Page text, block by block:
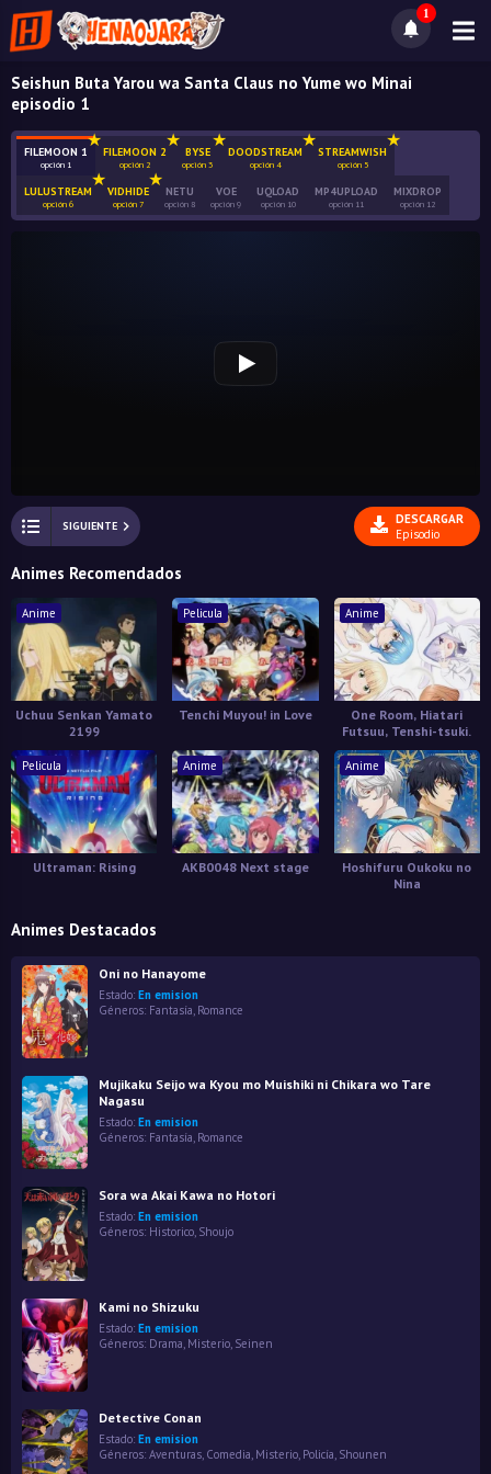
1
Seishun Buta Yarou wa Santa Claus no Yume wo Minai
episodio 1
FILEMOON 1
opción 1
FILEMOON 2
opción 2
BYSE
opción 3
DOODSTREAM
opción 4
STREAMWISH
opción 5
LULUSTREAM
opción 6
VIDHIDE
opción 7
NETU
opción 8
VOE
opción 9
UQLOAD
opción 10
MP4UPLOAD
opción 11
MIXDROP
opción 12
SIGUIENTE
DESCARGAR
Episodio
Animes Recomendados
Anime
Uchuu Senkan Yamato
2199
Pelicula
Tenchi Muyou! in Love
Anime
One Room, Hiatari
Futsuu, Tenshi-tsuki.
Pelicula
Ultraman: Rising
Anime
AKB0048 Next stage
Anime
Hoshifuru Oukoku no
Nina
Animes Destacados
Oni no Hanayome
Estado: En emision
Géneros: Fantasía Romance
Mujikaku Seijo wa Kyou mo Muishiki ni Chikara wo Tare
Nagasu
Estado: En emision
Géneros: Fantasía, Romance
Sora wa Akai Kawa no Hotori
Estado: En emision
Géneros: Historico, Shoujo
Kami no Shizuku
Estado: En emision
Géneros: Drama Misterio Seinen
Detective Conan
Estado: En emision
Géneros: Aventuras, Comedia, Misterio, Policía, Shounen